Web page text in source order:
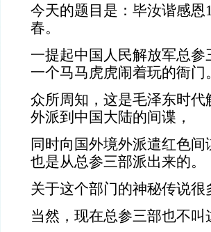
今天的题目是：毕汝谐感
春。
一提起中国人民解放军总
一个马马虎虎闹着玩的衙门
众所周知，这是毛泽东时
外派到中国大陆的间谍，
同时向国外境外派遣红色
也是从总参三部派出来的。
关于这个部门的神秘传说
当然，现在总参三部也不叫